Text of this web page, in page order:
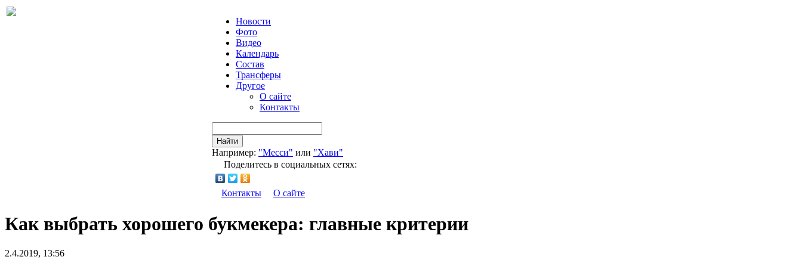
Новости
Фото
Видео
Календарь
Состав
Трансферы
Другое
О сайте
Контакты
Найти
Например: "Месси" или "Хави"
Поделитесь в социальных сетях:
Контакты О сайте
Как выбрать хорошего букмекера: главные критерии
2.4.2019, 13:56